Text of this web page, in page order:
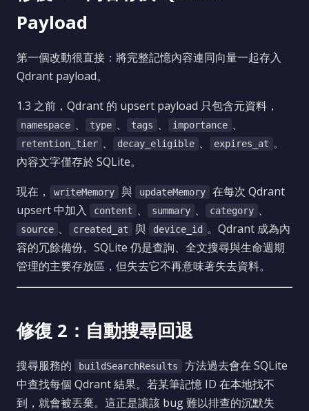
Payload
第一個改動很直接：將完整記憶內容連同向量一起存入
Qdrant payload。
1.3 之前，Qdrant 的 upsert payload 只包含元資料，
namespace 、 type 、 tags 、 importance 、
retention_tier 、 decay_eligible 、 expires_at 。
內容文字僅存於 SQLite。
現在，
writeMemory 與 updateMemory
在每次 Qdrant
upsert 中加入
content 、 summary 、 category 、
source 、 created_at 與 device_id 。Qdrant 成為內
容的冗餘備份。SQLite 仍是查詢、全文搜尋與生命週期
管理的主要存放區，但失去它不再意味著失去資料。
修復 2：自動搜尋回退
搜尋服務的 buildSearchResults
方法過去會在 SQLite
中查找每個 Qdrant 結果。若某筆記憶 ID 在本地找不
到，就會被丟棄。這正是讓該 bug 難以排查的沉默失